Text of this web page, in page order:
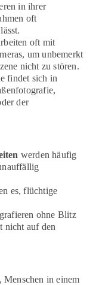
in ihrer
oft
oft mit
um unbemerkt
nicht zu stören.
findet sich in
der
werden häufig
es, flüchtige
ohne Blitz
nicht auf den
Menschen in einem